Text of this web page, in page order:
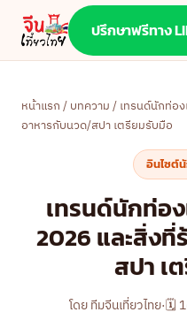
ปรึกษาฟรีทาง
หน้าแรก/บทความ/ เทรนด์นักท่อ
อาหารกับนวด/สปา เตรียมรับมือ
อินไซต์
เทรนด์นักท่อ
2026 และสิ่ง
สปา เ
โดย ทีมจีนเที่ยวไทย·🗓